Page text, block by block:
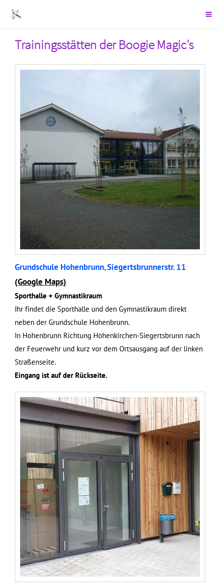
Trainingsstätten der Boogie Magic's
Grundschule Hohenbrunn, Siegertsbrunnerstr. 11
(Google Maps)
Sporthalle + Gymnastikraum
Ihr findet die Sporthalle und den Gymnastikraum direkt
neben der Grundschule Hohenbrunn.
In Hohenbrunn Richtung Höhenkirchen-Siegertsbrunn nach
der Feuerwehr und kurz vor dem Ortsausgang auf der linken
Straßenseite.
Eingang ist auf der Rückseite.